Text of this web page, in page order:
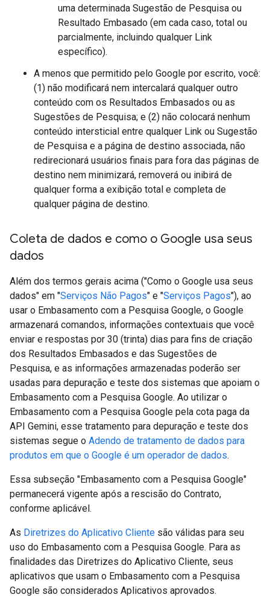
uma determinada Sugestão de Pesquisa ou
Resultado Embasado (em cada caso, total ou
parcialmente, incluindo qualquer Link
específico).
A menos que permitido pelo Google por escrito, você:
(1) não modificará nem intercalará qualquer outro
conteúdo com os Resultados Embasados ou as
Sugestões de Pesquisa; e (2) não colocará nenhum
conteúdo intersticial entre qualquer Link ou Sugestão
de Pesquisa e a página de destino associada, não
redirecionará usuários finais para fora das páginas de
destino nem minimizará, removerá ou inibirá de
qualquer forma a exibição total e completa de
qualquer página de destino.
Coleta de dados e como o Google usa seus
dados
Além dos termos gerais acima ("Como o Google usa seus
dados" em "Serviços Não Pagos" e "Serviços Pagos"), ao
usar o Embasamento com a Pesquisa Google, o Google
armazenará comandos, informações contextuais que você
enviar e respostas por 30 (trinta) dias para fins de criação
dos Resultados Embasados e das Sugestões de
Pesquisa, e as informações armazenadas poderão ser
usadas para depuração e teste dos sistemas que apoiam o
Embasamento com a Pesquisa Google. Ao utilizar o
Embasamento com a Pesquisa Google pela cota paga da
API Gemini, esse tratamento para depuração e teste dos
sistemas segue o Adendo de tratamento de dados para
produtos em que o Google é um operador de dados.
Essa subseção "Embasamento com a Pesquisa Google"
permanecerá vigente após a rescisão do Contrato,
conforme aplicável.
As Diretrizes do Aplicativo Cliente são válidas para seu
uso do Embasamento com a Pesquisa Google. Para as
finalidades das Diretrizes do Aplicativo Cliente, seus
aplicativos que usam o Embasamento com a Pesquisa
Google são considerados Aplicativos aprovados.